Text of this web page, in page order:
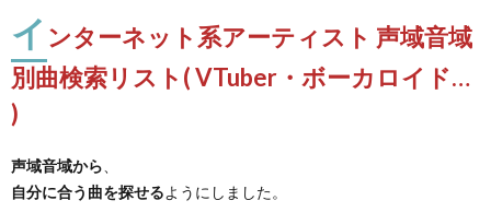
イ ンターネット系アーティスト 声域音域
別曲検索リスト( VTuber・ボーカロイド…
)
声域音域から
自分に合う曲を探せるようにしました。